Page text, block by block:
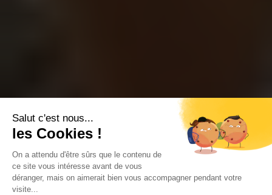
Salut c'est nous...
les Cookies !
On a attendu d'être sûrs que le contenu de
ce site vous intéresse avant de vous
déranger, mais on aimerait bien vous accompagner pendant votre
visite...